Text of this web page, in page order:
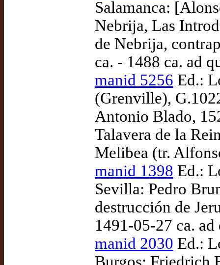
Salamanca:
Nebrija, Las
de Nebrija,
ca. - 1488 ca. ad
manid 5256 Ed.:
(Grenville),
Antonio Blado,
Talavera de la
Melibea (tr.
manid 1398 Ed.:
Sevilla: Pedro
destrucción de
1491-05-27 ca. ad
manid 2030 Ed.: